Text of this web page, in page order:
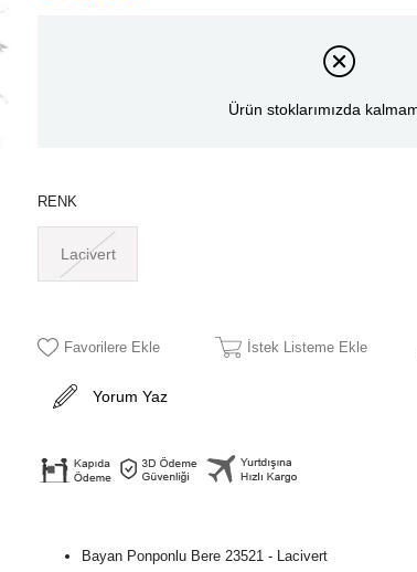
Ürün stoklarımızda
RENK
Lacivert
Favorilere Ekle İstek Listeme Ekle
Yorum Yaz
Bayan Ponponlu Bere 23521 - Lacivert